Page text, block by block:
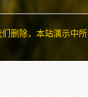
除，本站演示中